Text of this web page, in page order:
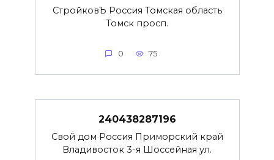
СтройковЪ Россия Томская область
Томск просп.
0 75
240438287196
Свой дом Россия Приморский край
Владивосток 3-я Шоссейная ул.